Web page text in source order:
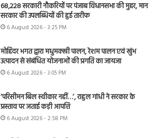
68,228 सरकारी नौकरियों पर पंजाब विधानसभा की मुहर, मान
सरकार की उपलब्धियों की हुई तारीफ
6 August 2026 - 3:25 PM
मोहिंदर भगत द्वारा मधुमक्खी पालन, रेशम पालन एवं खुंभ
उत्पादन से संबंधित योजनाओं की प्रगति का जायजा
6 August 2026 - 3:05 PM
‘परिसीमन बिल स्वीकार नहीं…’, राहुल गांधी ने सरकार के
प्रस्ताव पर जताई कड़ी आपत्ति
6 August 2026 - 2:58 PM